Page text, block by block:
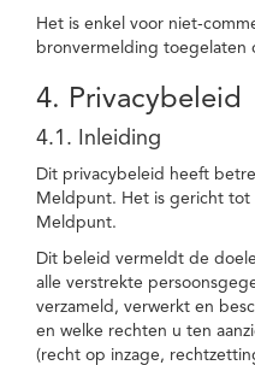
Het is enkel voor niet-
bronvermelding toegelaten
4. Privacybeleid
4.1. Inleiding
Dit privacybeleid heeft
Meldpunt. Het is gericht tot
Meldpunt.
Dit beleid vermeldt de
alle verstrekte
verzameld, verwerkt en
en welke rechten u ten
(recht op inzage,